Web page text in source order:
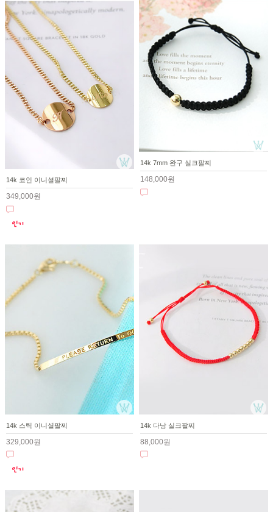
14k 코인 이니셜팔찌
349,000원
14k 7mm 완구 실크팔찌
148,000원
14k 스틱 이니셜팔찌
329,000원
14k 다낭 실크팔찌
88,000원